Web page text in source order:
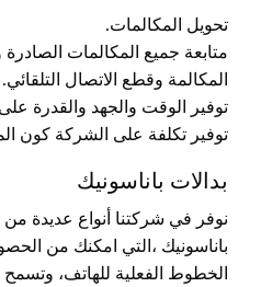
تحويل المكالمات.
متابعة جميع المكالمات
المكالمة وقطع الاتصال التلقائي.
توفير الوقت والجهد والقدرة
توفير تكلفة على الشركة كون
بدالات باناسونيك
نوفر في شركتنا أنواع عديدة من
باناسونيك ،التي امكنك من
الخطوط الفعلية للهاتف، وتسمح